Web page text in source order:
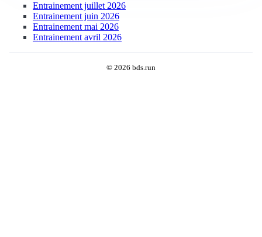
Entrainement juillet 2026
Entrainement juin 2026
Entrainement mai 2026
Entrainement avril 2026
© 2026 bds.run